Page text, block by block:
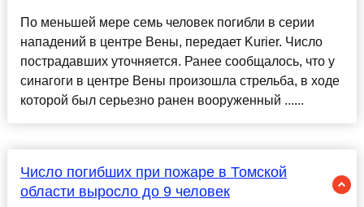
По меньшей мере семь человек погибли в серии
нападений в центре Вены, передает Kurier. Число
пострадавших уточняется. Ранее сообщалось, что у
синагоги в центре Вены произошла стрельба, в ходе
которой был серьезно ранен вооруженный ......
Число погибших при пожаре в Томской
области выросло до 9 человек